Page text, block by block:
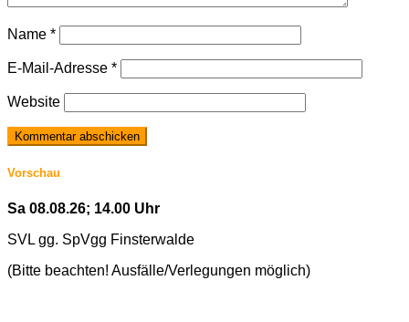
Name *
E-Mail-Adresse *
Website
Vorschau
Sa 08.08.26; 14.00 Uhr
SVL gg. SpVgg Finsterwalde
(Bitte beachten! Ausfälle/Verlegungen möglich)